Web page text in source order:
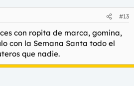
#13
con ropita de marca, gomina,
con la Semana Santa todo el
que nadie.